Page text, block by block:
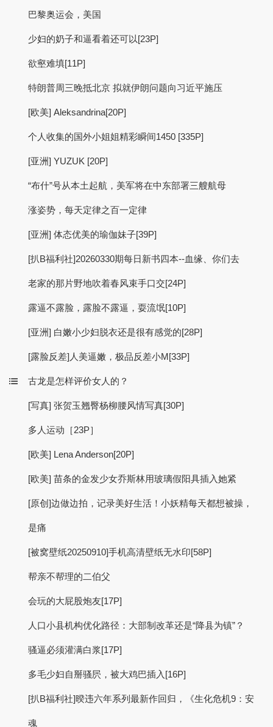
巴黎奥运会，美国
少妇的奶子和逼看着还可以[23P]
欲壑难填[11P]
特朗普周三晚抵北京 拟就伊朗问题向习近平施压
[欧美] Aleksandrina[20P]
个人收集的国外小姐姐精彩瞬间1450 [335P]
[亚洲] YUZUK [20P]
“布什”号从本土起航，美军将在中东部署三艘航母
涨姿势，每天定律之百一定律
[亚洲] 体态优美的瑜伽妹子[39P]
[扒B福利社]20260330期每日新书四本--血缘、你们去
老家的那片野地吹着春风束手口交[24P]
露逼不露脸，露脸不露逼，耍流氓[10P]
[亚洲] 白嫩小少妇脱衣还是很有感觉的[28P]
[露脸反差]人美逼嫩，极品反差小M[33P]
古龙是怎样评价女人的？
[写真] 张贺玉翘臀杨柳腰风情写真[30P]
多人运动［23P］
[欧美] Lena Anderson[20P]
[欧美] 苗条的金发少女乔斯林用玻璃假阳具插入她紧
[原创]边做边拍，记录美好生活！小妖精每天都想被操，
是痛
[被窝壁纸20250910]手机高清壁纸无水印[58P]
帮亲不帮理的二伯父
会玩的大屁股炮友[17P]
人口小县机构优化路径：大部制改革还是“降县为镇”？
骚逼必须灌满白浆[17P]
多毛少妇自掰骚屄，被大鸡巴插入[16P]
[扒B福利社]暌违六年系列最新作回归，《生化危机9：安
魂